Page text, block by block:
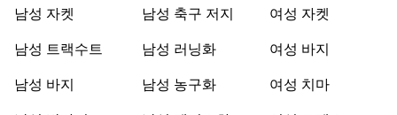
남성 자켓
남성 트랙수트
남성 바지
남성 축구 저지
남성 러닝화
남성 농구화
여성 자켓
여성 바지
여성 치마